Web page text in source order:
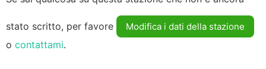
stato scritto, per favore Modifica i dati della stazione
o contattami.